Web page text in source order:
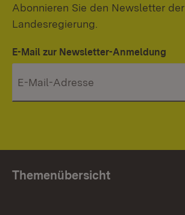
Abonnieren Sie den Newsletter der
Landesregierung.
E-Mail zur Newsletter-Anmeldung
Themenübersicht